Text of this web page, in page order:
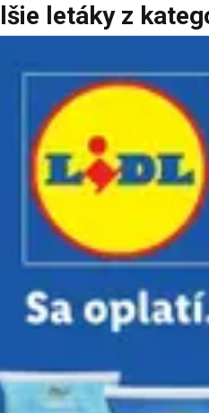
letáky z